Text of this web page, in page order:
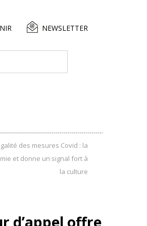
NEWSLETTER
des mesures Covid : la
et donne un signal fort à
la culture
d’appel offre